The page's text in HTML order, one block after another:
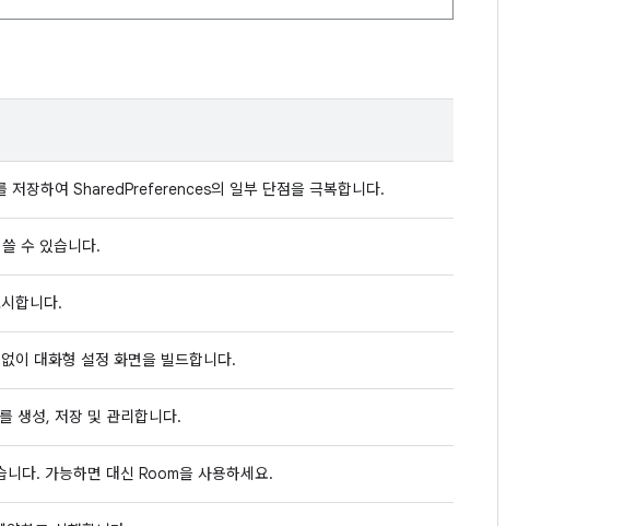
저장하여 SharedPreferences의 일부 단점을 극복합니다.
수 있습니다.
합니다.
이 대화형 설정 화면을 빌드합니다.
생성, 저장 및 관리합니다.
다. 가능하면 대신 Room을 사용하세요.